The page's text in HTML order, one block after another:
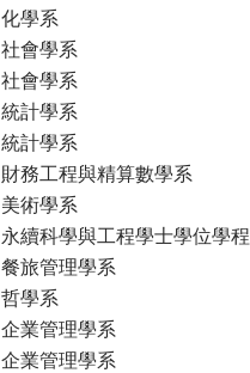
化學系
社會學系
社會學系
統計學系
統計學系
財務工程與精算數學系
美術學系
永續科學與工程學士學位學程
餐旅管理學系
哲學系
企業管理學系
企業管理學系